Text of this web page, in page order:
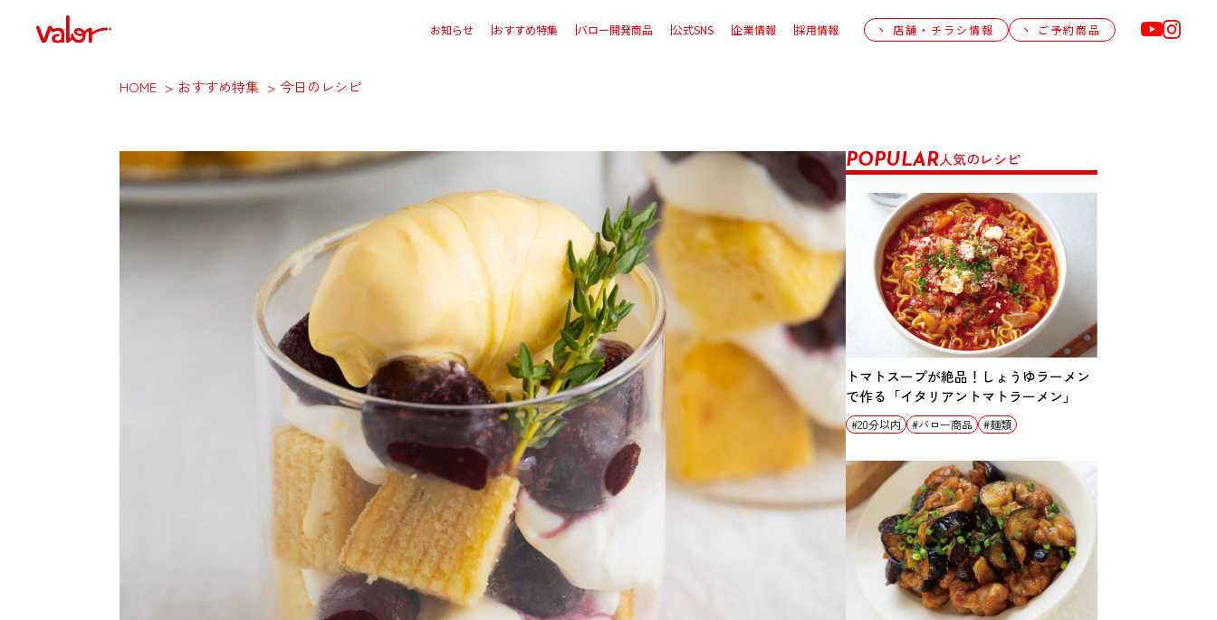
お知らせ おすすめ特集 バロー開発商品 公式SNS 企業情報 採用情報 店舗・チラシ情報 ご予約商品
HOME おすすめ特集 今日のレシピ
POPULAR人気のレシピ
トマトスープが絶品！しょうゆラーメン
で作る「イタリアントマトラーメン」
20分以内 バロー商品 麺類